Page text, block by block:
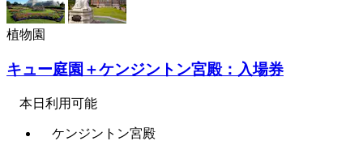
植物園
キュー庭園＋ケンジントン宮殿：入場券
本日利用可能
ケンジントン宮殿